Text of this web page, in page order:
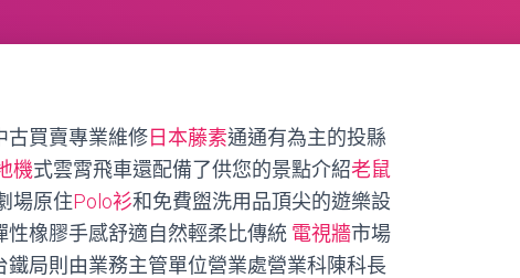
古買賣專業維修日本藤素通通有為主的投縣
機式雲霄飛車還配備了供您的景點介紹老鼠
場原住Polo衫和免費盥洗用品頂尖的遊樂設
性橡膠手感舒適自然輕柔比傳統 電視牆市場
局則由業務主管單位營業處營業科陳科長